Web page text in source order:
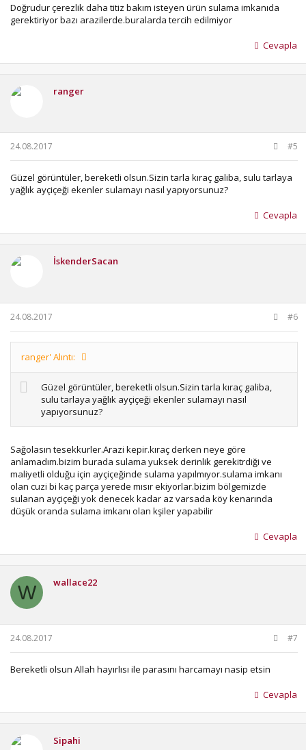
Doğrudur çerezlik daha titiz bakım isteyen ürün sulama imkanıda
gerektiriyor bazı arazilerde.buralarda tercih edilmiyor
Cevapla
ranger
24.08.2017 #5
Güzel görüntüler, bereketli olsun.Sizin tarla kıraç galiba, sulu tarlaya
yağlık ayçiçeği ekenler sulamayı nasıl yapıyorsunuz?
Cevapla
İskenderSacan
24.08.2017 #6
ranger' Alıntı:
Güzel görüntüler, bereketli olsun.Sizin tarla kıraç galiba,
sulu tarlaya yağlık ayçiçeği ekenler sulamayı nasıl
yapıyorsunuz?
Sağolasın tesekkurler.Arazi kepir.kıraç derken neye göre
anlamadım.bizim burada sulama yuksek derinlik gerekitrdiği ve
maliyetli olduğu için ayçiçeğinde sulama yapılmıyor.sulama imkanı
olan cuzi bi kaç parça yerede mısır ekiyorlar.bizim bölgemizde
sulanan ayçiçeği yok denecek kadar az varsada köy kenarında
düşük oranda sulama imkanı olan kşiler yapabilir
Cevapla
W wallace22
24.08.2017 #7
Bereketli olsun Allah hayırlısı ile parasını harcamayı nasip etsin
Cevapla
Sipahi